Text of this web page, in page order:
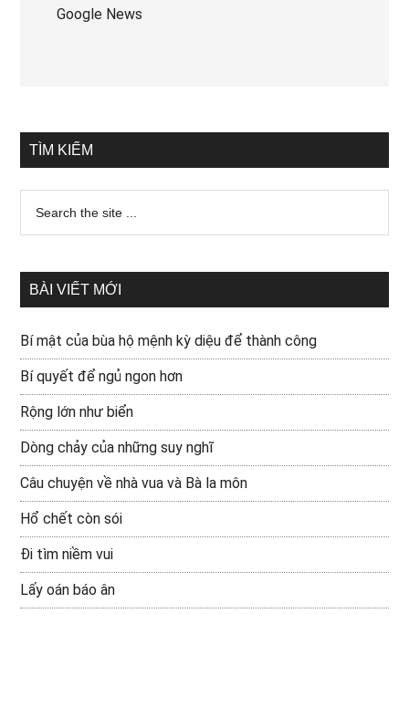
Google News
TÌM KIẾM
BÀI VIẾT MỚI
Bí mật của bùa hộ mệnh kỳ diệu để thành công
Bí quyết để ngủ ngon hơn
Rộng lớn như biển
Dòng chảy của những suy nghĩ
Câu chuyện về nhà vua và Bà la môn
Hổ chết còn sói
Đi tìm niềm vui
Lấy oán báo ân